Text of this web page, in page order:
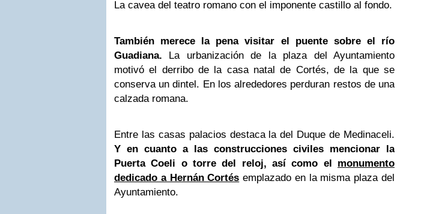
La cavea del teatro romano con el imponente castillo al fondo.
También merece la pena visitar el puente sobre el río
Guadiana. La urbanización de la plaza del Ayuntamiento
motivó el derribo de la casa natal de Cortés, de la que se
conserva un dintel. En los alrededores perduran restos de una
calzada romana.
Entre las casas palacios destaca la del Duque de Medinaceli.
Y en cuanto a las construcciones civiles mencionar la
Puerta Coeli o torre del reloj, así como el monumento
dedicado a Hernán Cortés emplazado en la misma plaza del
Ayuntamiento.